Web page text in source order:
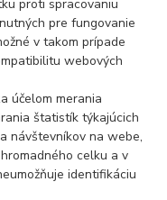
proti spracovaniu
pre fungovanie
v takom prípade
webových
účelom merania
štatistík týkajúcich
návštevníkov na webe,
celku a v
identifikáciu